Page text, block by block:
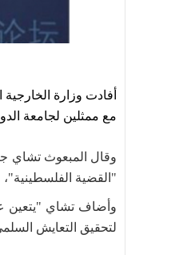
مع ممثلين لجامعة
"القضية
وأضاف تشاي "يتعين
لتحقيق التعايش